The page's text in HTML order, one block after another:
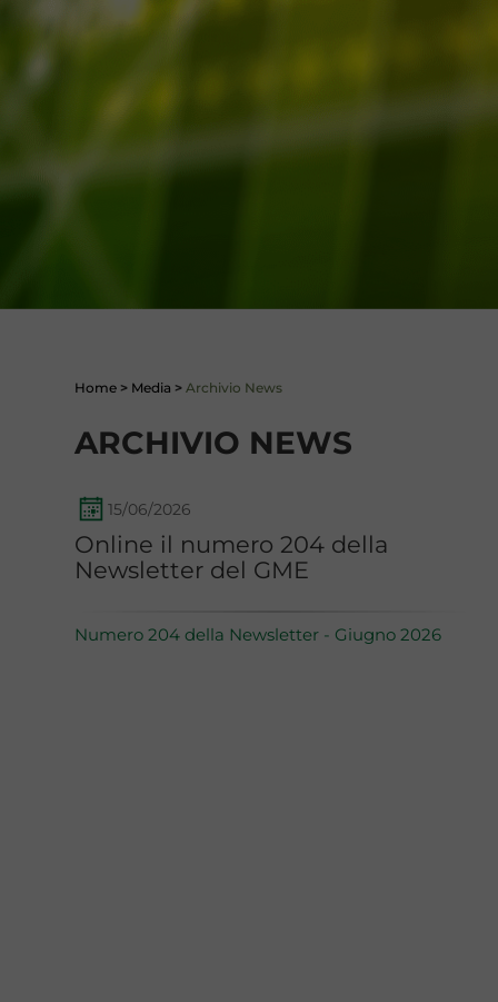
Home > Media > Archivio News
ARCHIVIO NEWS
15/06/2026
Online il numero 204 della
Newsletter del GME
Numero 204 della Newsletter - Giugno 2026